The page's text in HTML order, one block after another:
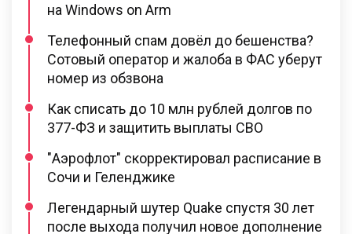
на Windows on Arm
Телефонный спам довёл до бешенства?
Сотовый оператор и жалоба в ФАС уберут
номер из обзвона
Как списать до 10 млн рублей долгов по
377-ФЗ и защитить выплаты СВО
"Аэрофлот" скорректировал расписание в
Сочи и Геленджике
Легендарный шутер Quake спустя 30 лет
после выхода получил новое дополнение